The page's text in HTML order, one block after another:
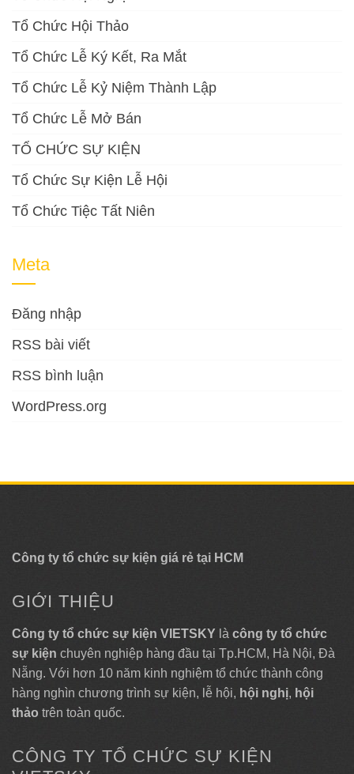
Tổ Chức Hội Thảo
Tổ Chức Lễ Ký Kết, Ra Mắt
Tổ Chức Lễ Kỷ Niệm Thành Lập
Tổ Chức Lễ Mở Bán
TỔ CHỨC SỰ KIỆN
Tổ Chức Sự Kiện Lễ Hội
Tổ Chức Tiệc Tất Niên
Meta
Đăng nhập
RSS bài viết
RSS bình luận
WordPress.org
Công ty tổ chức sự kiện giá rẻ tại HCM
GIỚI THIỆU
Công ty tổ chức sự kiện VIETSKY là công ty tổ chức
sự kiện chuyên nghiệp hàng đầu tại Tp.HCM, Hà Nội, Đà
Nẵng. Với hơn 10 năm kinh nghiệm tổ chức thành công
hàng nghìn chương trình sự kiện, lễ hội, hội nghị, hội
thảo trên toàn quốc.
CÔNG TY TỔ CHỨC SỰ KIỆN